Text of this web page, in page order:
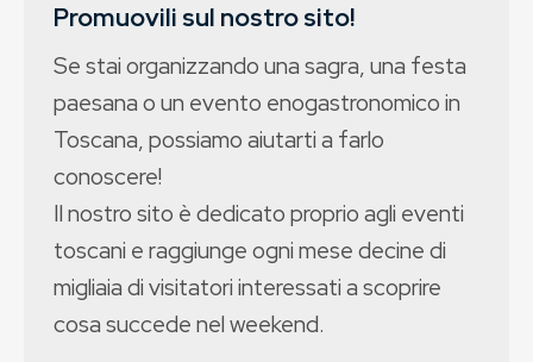
Promuovili sul nostro sito!
Se stai organizzando una sagra, una festa
paesana o un evento enogastronomico in
Toscana, possiamo aiutarti a farlo
conoscere!
Il nostro sito è dedicato proprio agli eventi
toscani e raggiunge ogni mese decine di
migliaia di visitatori interessati a scoprire
cosa succede nel weekend.